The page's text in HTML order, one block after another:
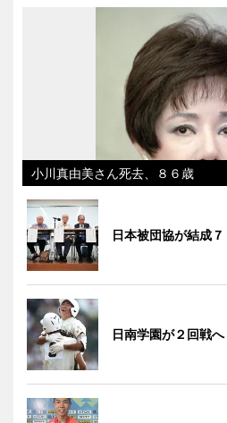
小川真由美さん死去、８６歳
日本被団協が結成
日南学園が２回戦